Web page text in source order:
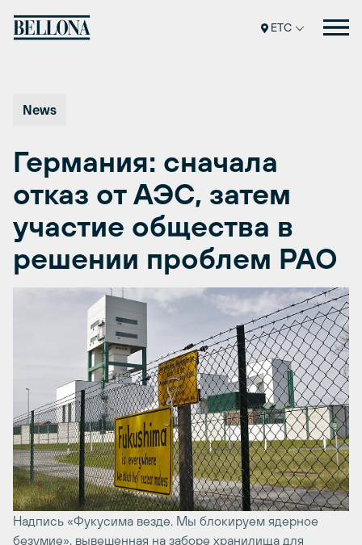
ETC
News
Германия: сначала
отказ от АЭС, затем
участие общества в
решении проблем РАО
Надпись «Фукусима везде. Мы блокируем ядерное
безумие», вывешенная на заборе хранилища для